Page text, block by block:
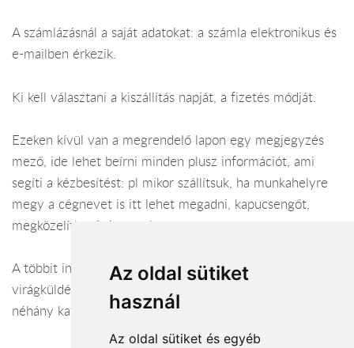
Az oldal sütiket
használ
Az oldal sütiket és egyéb
A számlázásnál a saját adatokat: a számla elektronikus és
e-mailben érkezik.
Ki kell választani a kiszállítás napját, a fizetés módját.
Ezeken kívül van a megrendelő lapon egy megjegyzés
mező, ide lehet beírni minden plusz információt, ami
segíti a kézbesítést: pl mikor szállítsuk, ha munkahelyre
megy a cégnevet is itt lehet megadni, kapucsengőt,
megközelíthetőséget, stb.
A többit intézzük. Tartózkodj bárhol a világban, a
virágküldés {TELEPULES} területén számodra csak
néhány kattintás.